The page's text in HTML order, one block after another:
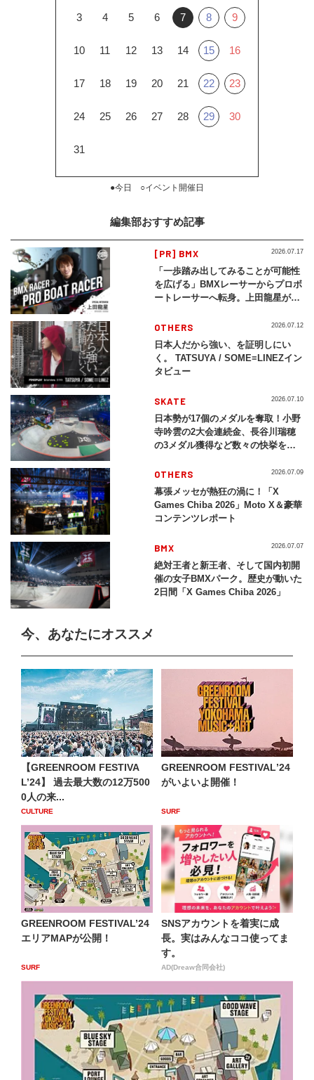
3 4 5 6 7 8 9
10 11 12 13 14 15 16
17 18 19 20 21 22 23
24 25 26 27 28 29 30
31
●今日 ○イベント開催日
編集部おすすめ記事
[PR] BMX
「一歩踏み出してみることが可能性
を広げる」BMXレーサーからプロボ
ートレーサーへ転身。上田龍星が体
2026.07.17
OTHERS
日本人だから強い、を証明しにい
く。 TATSUYA / SOME≡LINEZイン
タビュー
2026.07.12
SKATE
日本勢が17個のメダルを奪取！小野
寺吟雲の2大会連続金、長谷川瑞穂
の3メダル獲得など数々の快挙をプ
2026」
2026.07.10
OTHERS
幕張メッセが熱狂の渦に！「X
Games Chiba 2026」Moto X＆豪華
コンテンツレポート
2026.07.09
BMX
絶対王者と新王者、そして国内初開
催の女子BMXパーク。歴史が動いた
2日間「X Games Chiba 2026」
2026.07.07
今、あなたにオススメ
【GREENROOM FESTIVA
L’24】 過去最大数の12万500
0人の来...
CULTURE
GREENROOM FESTIVALʼ24
がいよいよ開催！
SURF
GREENROOM FESTIVAL’24
エリアMAPが公開！
SURF
SNSアカウントを着実に成
長。実はみんなココ使ってま
す。
AD(Dreaw合同会社)